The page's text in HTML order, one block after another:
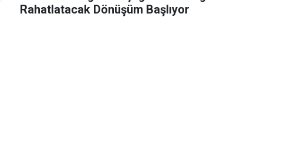
Rahatlatacak Dönüşüm Başlıyor